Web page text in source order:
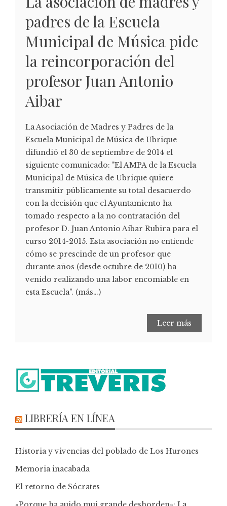
padres de la Escuela
Municipal de Música pide
la reincorporación del
profesor Juan Antonio
Aibar
La Asociación de Madres y Padres de la
Escuela Municipal de Música de Ubrique
difundió el 30 de septiembre de 2014 el
siguiente comunicado: "El AMPA de la Escuela
Municipal de Música de Ubrique quiere
transmitir públicamente su total desacuerdo
con la decisión que el Ayuntamiento ha
tomado respecto a la no contratación del
profesor D. Juan Antonio Aíbar Rubira para el
curso 2014-2015. Esta asociación no entiende
cómo se prescinde de un profesor que
durante años (desde octubre de 2010) ha
venido realizando una labor encomiable en
esta Escuela". (más…)
Leer más
LIBRERÍA EN LÍNEA
Historia y vivencias del poblado de Los Hurones
Memoria inacabada
El retorno de Sócrates